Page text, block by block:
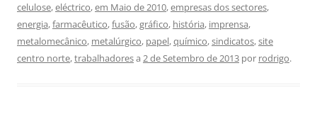
celulose,eléctrico,em Maio de 2010,empresas dos sectores,
energia,farmacêutico,fusão,gráfico, história, imprensa,
metalomecânico, metalúrgico, papel,químico,sindicatos,site
centro norte,trabalhadoresa 2 de Setembro de 2013 por rodrigo.